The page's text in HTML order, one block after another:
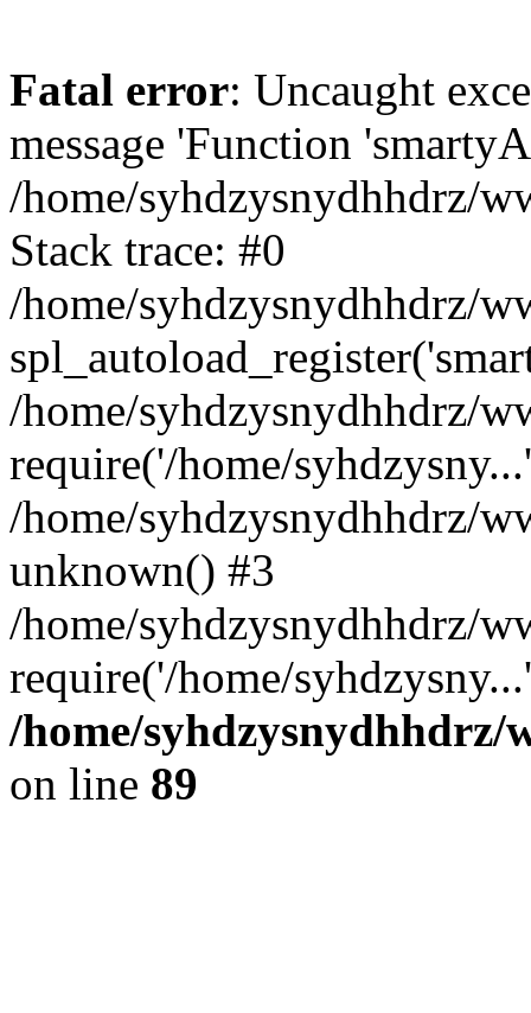
Fatal error: Uncaught
message 'Function
/home/syhdzysnydhhdrz/
Stack trace: #0
/home/syhdzysnydhhdrz/
/home/syhdzysnydhhdrz/
require('/home/
/home/syhdzysnydhhdrz/
unknown() #3
/home/syhdzysnydhhdrz/
require('/home/
/home/syhdzysnydhhdrz/
on line 89